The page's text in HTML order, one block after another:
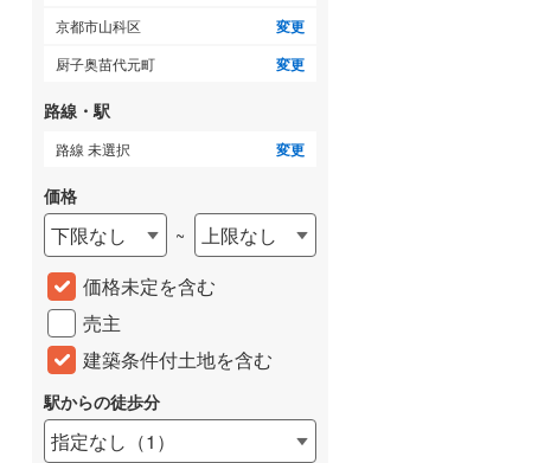
京都市山科区 変更
厨子奥苗代元町 変更
路線・駅
路線 未選択 変更
価格
下限なし ~
上限なし
価格未定を含む
売主
建築条件付土地を含む
駅からの徒歩分
指定なし （1 ）